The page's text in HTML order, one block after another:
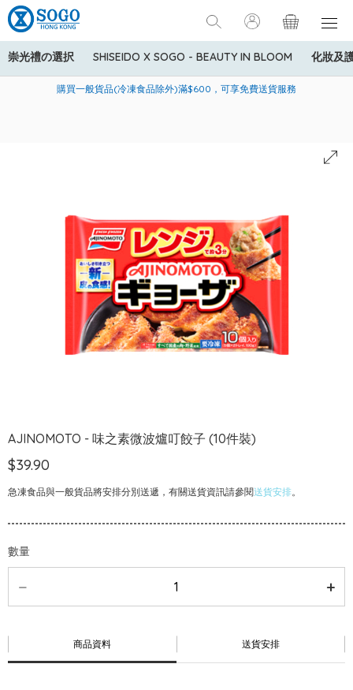
崇光禮の選択 SHISEIDO X SOGO - BEAUTY IN BLOOM 化妝及
美國運通Explorer®信用卡會員購物禮遇：高達5%簽賬回贈！
購買一般貨品(冷凍食品除外)滿$600，可享免費送貨服務
寄送中國內地服務只適用於指定商品，若訂單金額少於HK$600(折
AJINOMOTO - 味之素微波爐叮餃子 (10件裝)
$39.90
急凍食品與一般貨品將安排分別送遞，有關送貨資訊請參閱送貨安排。
數量
商品資料 送貨安排